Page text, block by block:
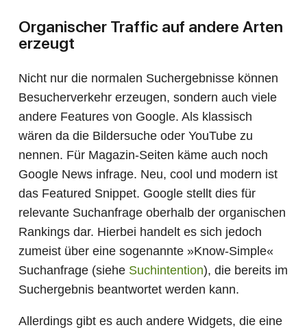
Organischer Traffic auf andere Arten
erzeugt
Nicht nur die normalen Suchergebnisse können
Besucherverkehr erzeugen, sondern auch viele
andere Features von Google. Als klassisch
wären da die Bildersuche oder YouTube zu
nennen. Für Magazin-Seiten käme auch noch
Google News infrage. Neu, cool und modern ist
das Featured Snippet. Google stellt dies für
relevante Suchanfrage oberhalb der organischen
Rankings dar. Hierbei handelt es sich jedoch
zumeist über eine sogenannte »Know-Simple«
Suchanfrage (siehe Suchintention), die bereits im
Suchergebnis beantwortet werden kann.
Allerdings gibt es auch andere Widgets, die eine